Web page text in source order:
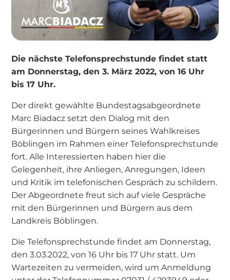
Die nächste Telefonsprechstunde findet statt
am Donnerstag, den 3. März 2022, von 16 Uhr
bis 17 Uhr.
Der direkt gewählte Bundestagsabgeordnete
Marc Biadacz setzt den Dialog mit den
Bürgerinnen und Bürgern seines Wahlkreises
Böblingen im Rahmen einer Telefonsprechstunde
fort. Alle Interessierten haben hier die
Gelegenheit, ihre Anliegen, Anregungen, Ideen
und Kritik im telefonischen Gespräch zu schildern.
Der Abgeordnete freut sich auf viele Gespräche
mit den Bürgerinnen und Bürgern aus dem
Landkreis Böblingen.
Die Telefonsprechstunde findet am Donnerstag,
den 3.03.2022, von 16 Uhr bis 17 Uhr statt. Um
Wartezeiten zu vermeiden, wird um Anmeldung